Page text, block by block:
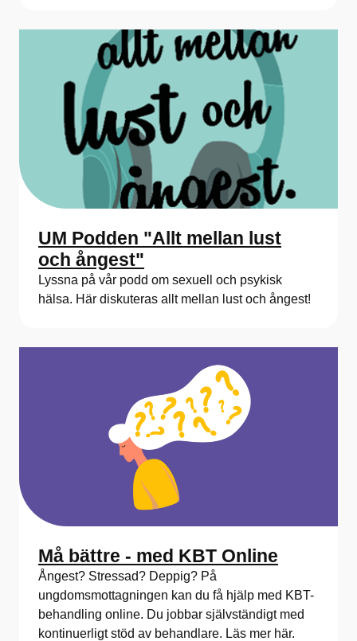
UM Podden "Allt mellan lust
och ångest"
Lyssna på vår podd om sexuell och psykisk
hälsa. Här diskuteras allt mellan lust och ångest!
Må bättre - med KBT Online
Ångest? Stressad? Deppig? På
ungdomsmottagningen kan du få hjälp med KBT-
behandling online. Du jobbar självständigt med
kontinuerligt stöd av behandlare. Läs mer här.